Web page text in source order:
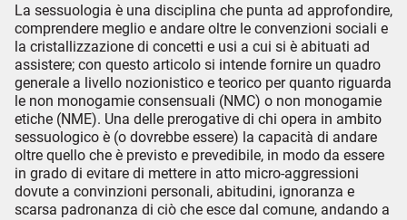
La sessuologia è una disciplina che punta ad approfondire,
comprendere meglio e andare oltre le convenzioni sociali e
la cristallizzazione di concetti e usi a cui si è abituati ad
assistere; con questo articolo si intende fornire un quadro
generale a livello nozionistico e teorico per quanto riguarda
le non monogamie consensuali (NMC) o non monogamie
etiche (NME). Una delle prerogative di chi opera in ambito
sessuologico è (o dovrebbe essere) la capacità di andare
oltre quello che è previsto e prevedibile, in modo da essere
in grado di evitare di mettere in atto micro-aggressioni
dovute a convinzioni personali, abitudini, ignoranza e
scarsa padronanza di ciò che esce dal comune, andando a